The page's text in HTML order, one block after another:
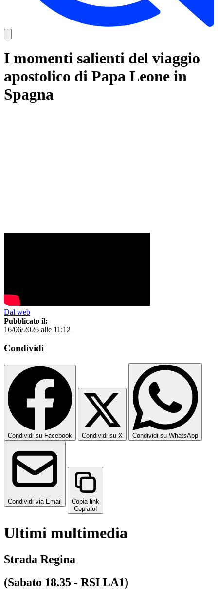
I momenti salienti del viaggio
apostolico di Papa Leone in
Spagna
Dal web
Pubblicato il:
16/06/2026 alle 11:12
Condividi
Condividi su Facebook Condividi su X Condividi su WhatsApp
Condividi via Email
Copia link
Copiato!
Ultimi multimedia
Strada Regina
(Sabato 18.35 - RSI LA1)